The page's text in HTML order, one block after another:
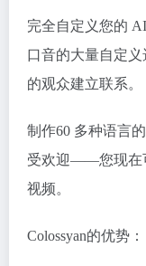
完全自定义您的
口音的大量自定
的观众建立联系。
制作60 多种语言
受欢迎——您现在
视频。
Colossyan的优势：